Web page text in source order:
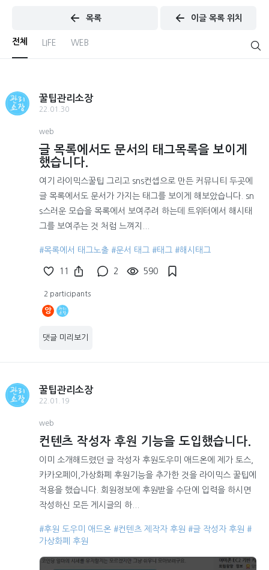
목록 이글 목록 위치
전체 LIFE WEB
꿀팁관리소장
22.01.30
web
글 목록에서도 문서의 태그목록을 보이게
했습니다.
여기 라이믹스꿀팁 그리고 sns컨셉으로 만든 커뮤니티 두곳에
글 목록에서도 문서가 가지는 태그를 보이게 해보았습니다. sn
s스러운 모습을 목록에서 보여주려 하는데 트위터에서 해시태
그를 보여주는 것 처럼 느껴지...
#목록에서 태그노출 #문서 태그 #태그 #해시태그
11 2 590
2 participants
앙
댓글 미리보기
꿀팁관리소장
22.01.19
web
컨텐츠 작성자 후원 기능을 도입했습니다.
이미 소개해드렸던 글 작성자 후원도우미 애드온에 제가 토스,
카카오페이,가상화폐 후원기능을 추가한 것을 라이믹스 꿀팁에
적용을 했습니다. 회원정보에 후원받을 수단에 입력을 하시면
작성하신 모든 게시글의 하...
#후원 도우미 애드온 #컨텐츠 제작자 후원 #글 작성자 후원 #
가상화폐 후원